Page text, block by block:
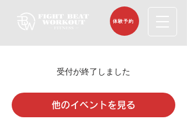
体験予約
受付が終了しました
他のイベントを見る